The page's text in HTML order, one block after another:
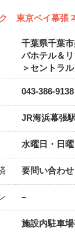
東京ベイ幕張
千葉県千葉
パホテル＆
＞セントラ
043-386-9138
JR海浜幕張
水曜日・日
要問い合わせ
–
施設内駐車